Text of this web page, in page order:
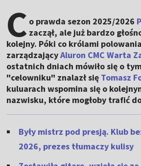
C o prawda sezon 2025/2026
zaczął, ale już bardzo
kolejny. Póki co królami
zarządzającyAluron CMC Warta
ostatnich dniach mówiło się o
"celowniku" znalazł się Tomasz
kuluarach wspomina się o
nazwisku, które mogłoby trafić
Były mistrz pod presją. Klub
2026, prezes tłumaczy kulisy